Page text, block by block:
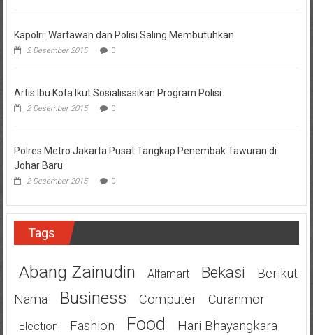
Kapolri: Wartawan dan Polisi Saling Membutuhkan
2 Desember 2015 0
Artis Ibu Kota Ikut Sosialisasikan Program Polisi
2 Desember 2015 0
Polres Metro Jakarta Pusat Tangkap Penembak Tawuran di
Johar Baru
2 Desember 2015 0
Tags
Abang Zainudin Alfamart Bekasi
Berikut
Nama
Business Computer Curanmor
Election Fashion Food
Hari Bhayangkara